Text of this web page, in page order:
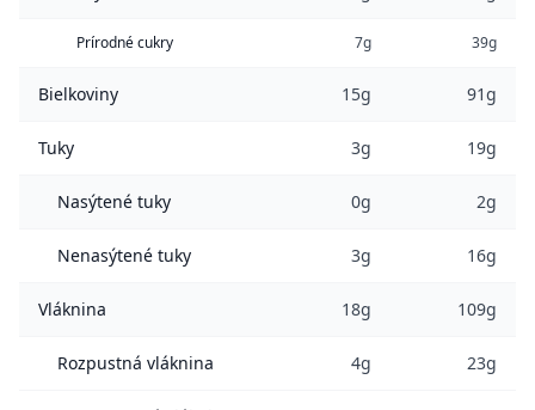
Prírodné cukry 7g 39g
Bielkoviny 15g 91g
Tuky 3g 19g
Nasýtené tuky 0g 2g
Nenasýtené tuky 3g 16g
Vláknina 18g 109g
Rozpustná vláknina 4g 23g